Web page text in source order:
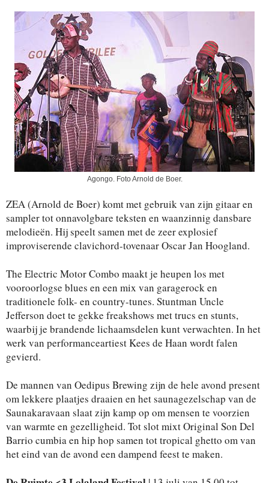
Agongo. Foto Arnold de Boer.
ZEA (Arnold de Boer) komt met gebruik van zijn gitaar en
sampler tot onnavolgbare teksten en waanzinnig dansbare
melodieën. Hij speelt samen met de zeer explosief
improviserende clavichord-tovenaar Oscar Jan Hoogland.
The Electric Motor Combo maakt je heupen los met
vooroorlogse blues en een mix van garagerock en
traditionele folk- en country-tunes. Stuntman Uncle
Jefferson doet te gekke freakshows met trucs en stunts,
waarbij je brandende lichaamsdelen kunt verwachten. In het
werk van performanceartiest Kees de Haan wordt falen
gevierd.
De mannen van Oedipus Brewing zijn de hele avond present
om lekkere plaatjes draaien en het saunagezelschap van de
Saunakaravaan slaat zijn kamp op om mensen te voorzien
van warmte en gezelligheid. Tot slot mixt Original Son Del
Barrio cumbia en hip hop samen tot tropical ghetto om van
het eind van de avond een dampend feest te maken.